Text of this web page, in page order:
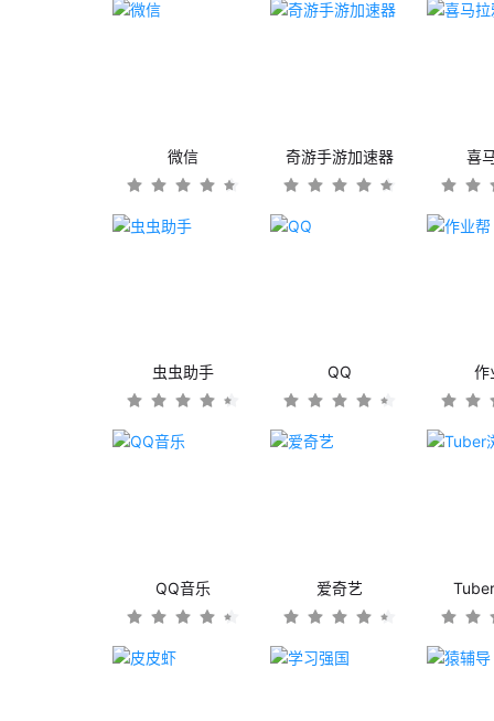
微信 奇游手游加速器 喜
虫虫助手 QQ 作
QQ音乐 爱奇艺